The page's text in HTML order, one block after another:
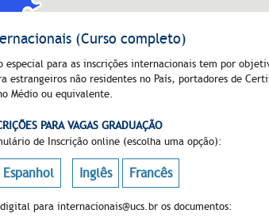
(Curso completo)
especial para as inscrições internacionais tem por
estrangeiros não residentes no País, portadores de
Médio ou equivalente.
PARA VAGAS GRADUAÇÃO
de Inscrição online (escolha uma opção):
Espanhol Inglês Francês
para internacionais@ucs.br os documentos: